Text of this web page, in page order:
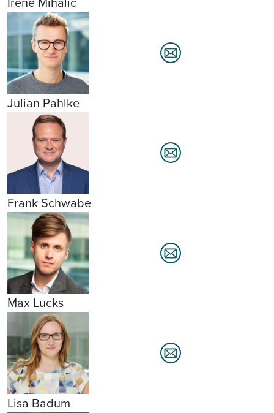
Julian Pahlke
Frank Schwabe
Max Lucks
Lisa Badum